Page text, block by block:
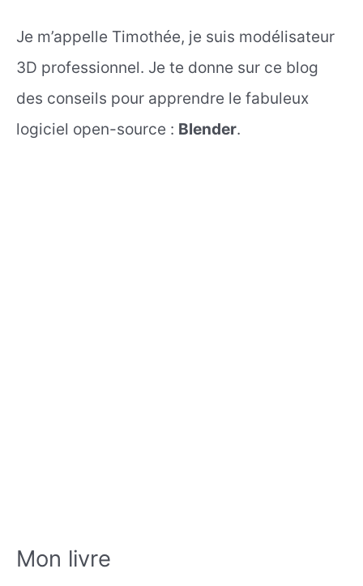
Je m’appelle Timothée, je suis modélisateur
3D professionnel. Je te donne sur ce blog
des conseils pour apprendre le fabuleux
logiciel open-source : Blender.
Mon livre